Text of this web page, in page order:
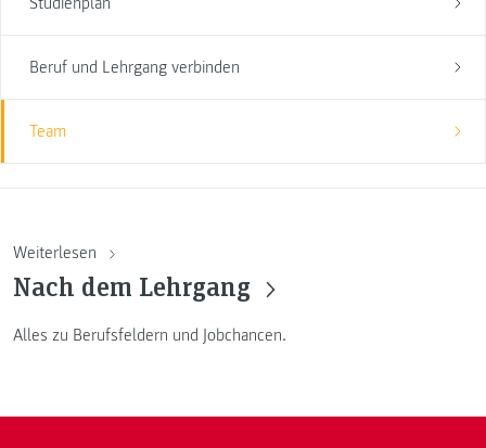
Beruf und Lehrgang verbinden
Team
Weiterlesen
Nach dem Lehrgang
Alles zu Berufsfeldern und Jobchancen.